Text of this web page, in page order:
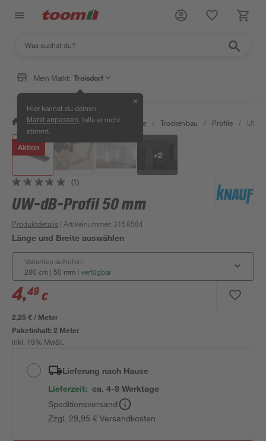
Mein Markt: Troisdorf
Hier kannst du deinen
Markt anpassen , falls er nicht
stimmt.
✕
/ Bauen & Renovieren / Baustoffe / Trockenbau / Profile / UW-
Aktion
+2
(1)
UW-dB-Profil 50 mm
Produktdetails | Artikelnummer:3158584
Länge und Breite auswählen
Varianten aufrufen:
200 cm | 50 mm | verfügbar
4,49 €
2,25 € / Meter
Paketinhalt:2 Meter
inkl. 19% MwSt.
Lieferung nach Hause
Lieferzeit: ca. 4-8 Werktage
Speditionsversand
Zzgl. 29,95 € Versandkosten